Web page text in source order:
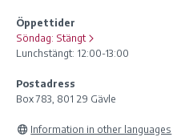
Öppettider
Söndag: Stängt
Lunchstängt: 12:00-13:00
Postadress
Box 783, 801 29 Gävle
Information in other languages